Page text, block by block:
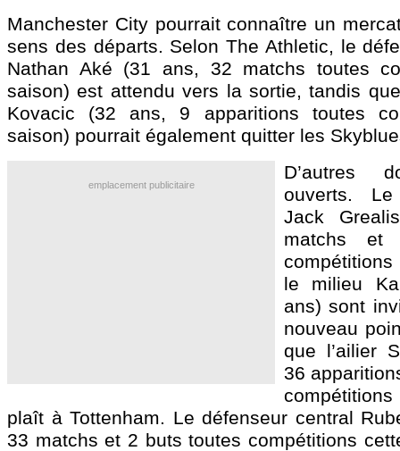
Manchester City pourrait connaître un
sens des départs. Selon The Athletic, le
Nathan Aké (31 ans, 32 matchs toutes
saison) est attendu vers la sortie, tandis
Kovacic (32 ans, 9 apparitions toutes
saison) pourrait également quitter les
emplacement publicitaire
D’autres
ouverts.
Jack
matchs et
le milieu
ans) sont
nouveau
que l’ailier
36
plaît à Tottenham. Le défenseur central
33 matchs et 2 buts toutes compétitions